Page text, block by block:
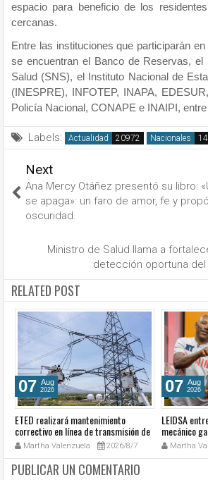
espacio para beneficio de los
cercanas.
Entre las instituciones que participarán
se encuentran el Banco de Reservas, el
Salud (SNS), el Instituto Nacional de
(INESPRE), INFOTEP, INAPA,
Policía Nacional, CONAPE e INAIPI,
Labels: Actualidad Nacionales
Next
Ana Mercy Otáñez presentó su libro:
se apaga»: un faro de amor, fe y
oscuridad.
Ministro de Salud llama a
detección oportuna
RELATED POST
07 Aug
2026
ETED realizará mantenimiento
correctivo en línea de transmisión de
la región Sur
Martha Valenzuela 2026/8/7
07 Aug
2026
LEIDSA
mecánico
con el Loto
Martha
PUBLICAR UN COMENTARIO